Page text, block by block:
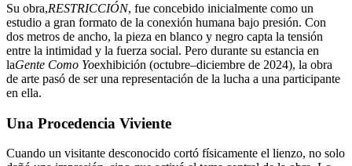
Su obra,RESTRICCIÓN, fue concebido inicialmente como un
estudio a gran formato de la conexión humana bajo presión. Con
dos metros de ancho, la pieza en blanco y negro capta la tensión
entre la intimidad y la fuerza social. Pero durante su estancia en
laGente Como Yoexhibición (octubre–diciembre de 2024), la obra
de arte pasó de ser una representación de la lucha a una participante
en ella.
Una Procedencia Viviente
Cuando un visitante desconocido cortó físicamente el lienzo, no solo